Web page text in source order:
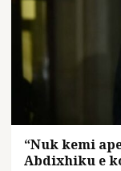
“Nuk kemi
Abdixhiku e